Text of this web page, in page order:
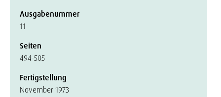
Ausgabenummer
11
Seiten
494-505
Fertigstellung
November 1973